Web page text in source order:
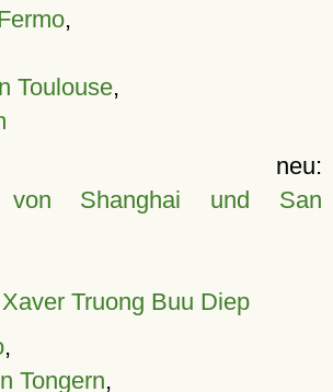
,
Toulouse,
neu:
von Shanghai und San
Truong Buu Diep
,
Tongern,